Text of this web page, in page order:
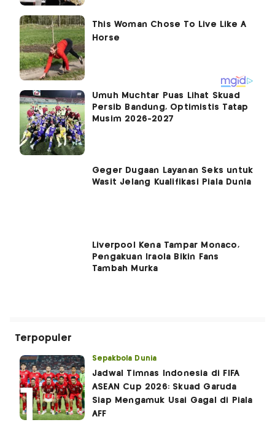
Umuh Muchtar Puas Lihat Skuad
Persib Bandung, Optimistis Tatap
Musim 2026-2027
Geger Dugaan Layanan Seks untuk
Wasit Jelang Kualifikasi Piala Dunia
Liverpool Kena Tampar Monaco,
Pengakuan Iraola Bikin Fans
Tambah Murka
Terpopuler
Sepakbola Dunia
Jadwal Timnas Indonesia di FIFA
ASEAN Cup 2026: Skuad Garuda
Siap Mengamuk Usai Gagal di Piala
AFF